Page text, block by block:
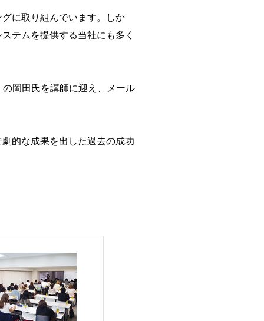
に取り組んでいます。しか
テムを提供する当社にも多く
岡田氏を講師に迎え、メール
的な成果を出した過去の成功